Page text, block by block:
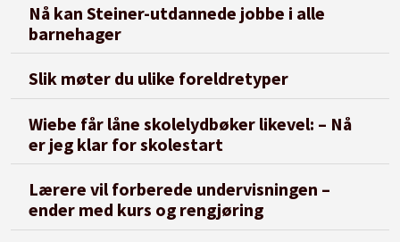
Nå kan Steiner-utdannede jobbe i alle
barnehager
Slik møter du ulike foreldretyper
Wiebe får låne skolelydbøker likevel: – Nå
er jeg klar for skolestart
Lærere vil forberede undervisningen –
ender med kurs og rengjøring